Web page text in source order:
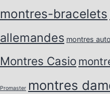
montres-bracelets
allemandes montres
Montres Casio
Promaster montres